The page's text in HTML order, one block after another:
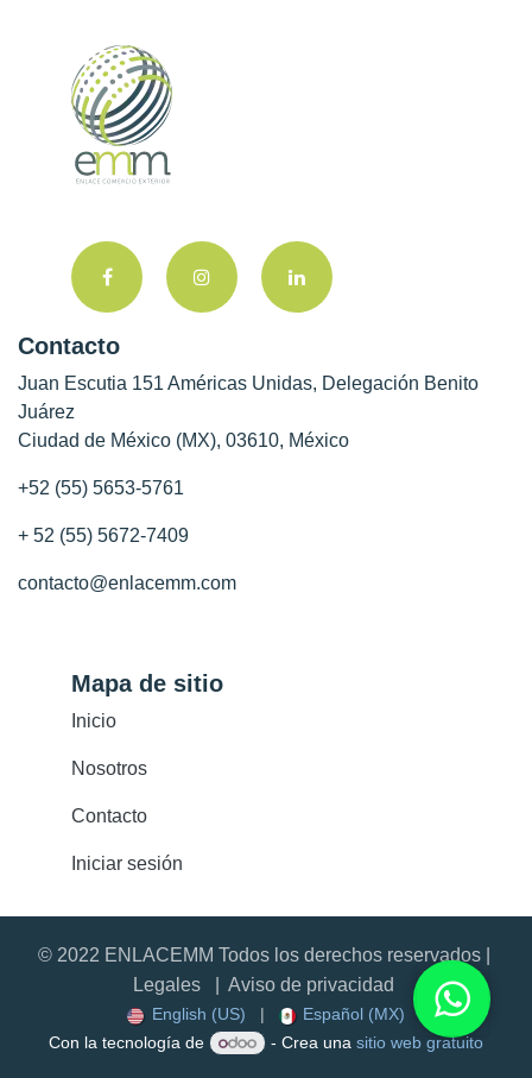
Contacto
Juan Escutia 151 Américas Unidas, Delegación Benito
Juárez
Ciudad de México (MX), 03610, México
+52 (55) 5653-5761
+ 52 (55) 5672-7409
contacto@enlacemm.com
Mapa de sitio
Inicio
Nosotros
Contacto
Iniciar sesión
© 2022 ENLACEMM Todos los derechos reservados |
Legales | Aviso de privacidad
English (US) |
Español (MX)
Con la tecnología de
- Crea unasitio web gratuito